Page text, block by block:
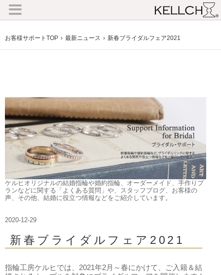
お客様サポートTOP 最新ニュース 新春ブライダルフェア2021
ケルヒオリジナルの結婚指輪や婚約指輪、オーダーメイド、手作りプ
ランなどに関する「よくある質問」や、スタッフブログ、お客様の
声、その他、結婚に役立つ情報などをご紹介しています。
2020-12-29
新春ブライダルフェア2021
指輪工房ケルヒでは、2021年2月～春にかけて、ご入籍＆結